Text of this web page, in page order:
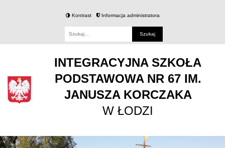
Kontrast Informacja administratora
INTEGRACYJNA SZKOŁA
PODSTAWOWA NR 67 IM.
JANUSZA KORCZAKA
W ŁODZI